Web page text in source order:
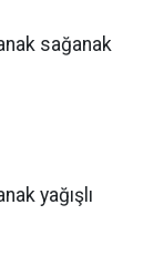
sağanak
yağışlı